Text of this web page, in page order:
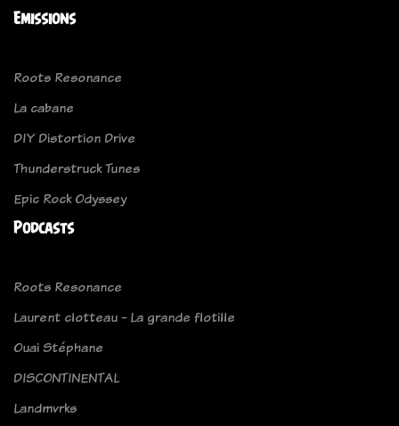
Emissions
Roots Resonance
La cabane
DIY Distortion Drive
Thunderstruck Tunes
Epic Rock Odyssey
Podcasts
Roots Resonance
Laurent clotteau - La grande flotille
Ouai Stéphane
DISCONTINENTAL
Landmvrks